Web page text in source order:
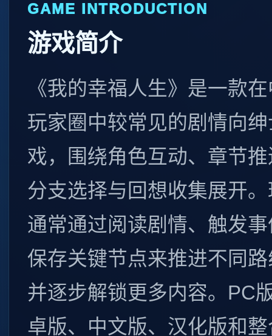
GAME INTRODUCTION
游戏简介
《我的幸福人生》是一款
玩家圈中较常见的剧情向
戏，围绕角色互动、章节
分支选择与回想收集展开
通常通过阅读剧情、触发
保存关键节点来推进不同
并逐步解锁更多内容。PC
卓版、中文版、汉化版和